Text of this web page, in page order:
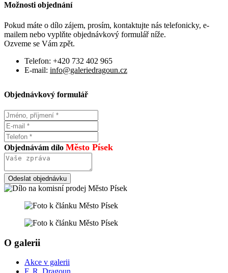
Možnosti objednání
Pokud máte o dílo zájem, prosím, kontaktujte nás telefonicky, e-
mailem nebo vyplňte objednávkový formulář níže.
Ozveme se Vám zpět.
Telefon: +420 732 402 965
E-mail: info@galeriedragoun.cz
Objednávkový formulář
Objednávám dílo Město Písek
Odeslat objednávku
O galerii
Akce v galerii